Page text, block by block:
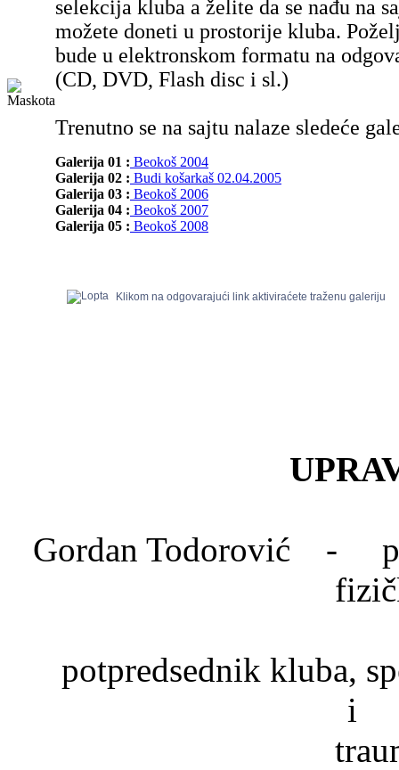
selekcija kluba a želite da se nađu na
možete doneti u prostorije kluba.
bude u elektronskom formatu na
(CD, DVD, Flash disc i sl.)
Trenutno se na sajtu nalaze sledeće
Galerija 01 : Beokoš 2004
Galerija 02 : Budi košarkaš 02.04.2005
Galerija 03 : Beokoš 2006
Galerija 04 : Beokoš 2007
Galerija 05 : Beokoš 2008
Klikom na odgovarajući link aktiviraćete traženu galeriju
Gordan Todorović -
potpredsednik kluba,